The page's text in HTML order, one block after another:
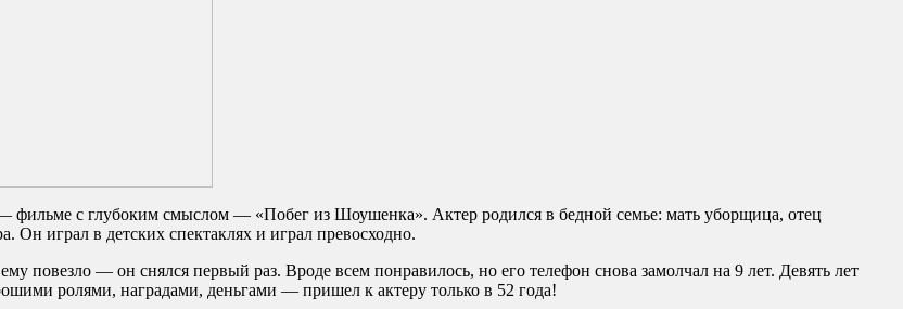
с глубоким смыслом — «Побег из Шоушенка». Актер родился в бедной семье: мать уборщица, отец
Он играл в детских спектаклях и играл превосходно.
повезло — он снялся первый раз. Вроде всем понравилось, но его телефон снова замолчал на 9 лет. Девять лет
ролями, наградами, деньгами — пришел к актеру только в 52 года!